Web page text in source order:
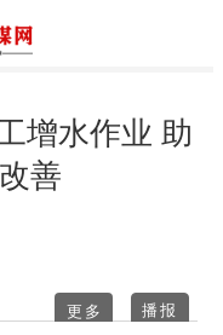
增水作业 助
善
更多